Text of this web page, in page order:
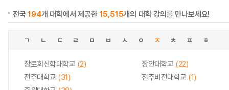
전국194개 대학에서 제공한 15,515개의 대학 강의를 만나보세요!
ㄱ ㄴ ㄷ ㄹ ㅁ ㅂ ㅅ ㅇ ㅈ ㅊ ㅍ ㅎ
장로회신학대학교 (2) 장안대학교 (22)
전주대학교 (31) 전주비전대학교 (1)